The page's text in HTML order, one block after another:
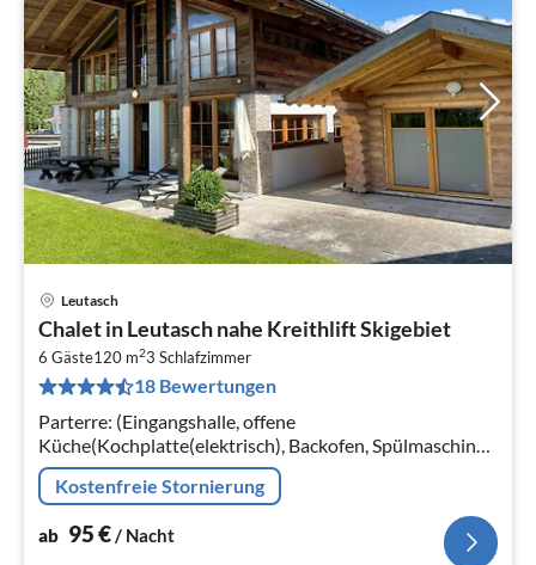
Leutasch
Chalet in Leutasch nahe Kreithlift Skigebiet
6 Gäste120 m23 Schlafzimmer
18 Bewertungen
Parterre: (Eingangshalle, offene
Küche(Kochplatte(elektrisch), Backofen, Spülmaschine,
Kühlschrank), Wohn/Esszimmer(TV(Satellit), Babybett
(kostenlos))
Kostenfreie Stornierung
ab 95€/ Nacht